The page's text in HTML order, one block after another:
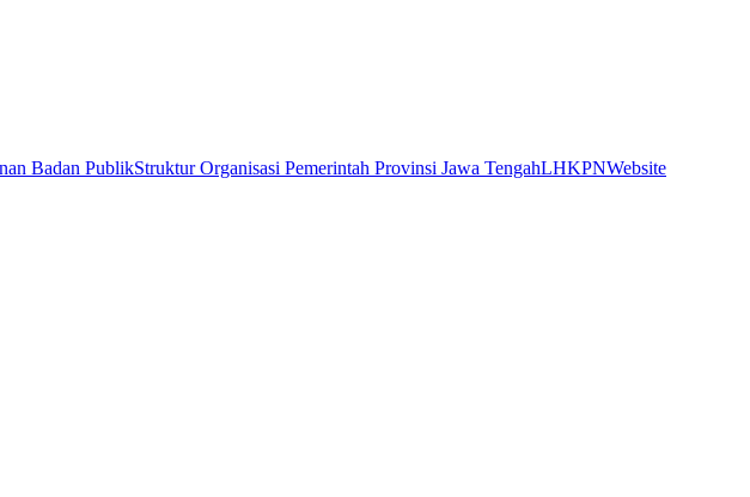
Badan PublikStruktur Organisasi Pemerintah Provinsi Jawa TengahLHKPNWebsite